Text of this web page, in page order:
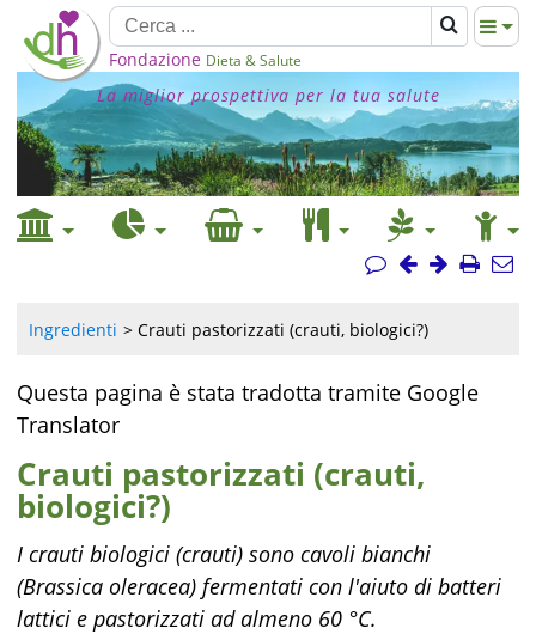
Fondazione Dieta & Salute
La miglior prospettiva per la tua salute
Ingredienti Crauti pastorizzati (crauti, biologici?)
Questa pagina è stata tradotta tramite Google
Translator
Crauti pastorizzati (crauti,
biologici?)
I crauti biologici (crauti) sono cavoli bianchi
(Brassica oleracea) fermentati con l'aiuto di batteri
lattici e pastorizzati ad almeno 60 °C.